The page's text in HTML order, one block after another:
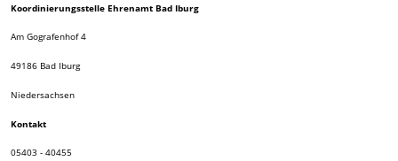
Koordinierungsstelle Ehrenamt Bad Iburg
Am Gografenhof 4
49186 Bad Iburg
Niedersachsen
Kontakt
05403 - 40455